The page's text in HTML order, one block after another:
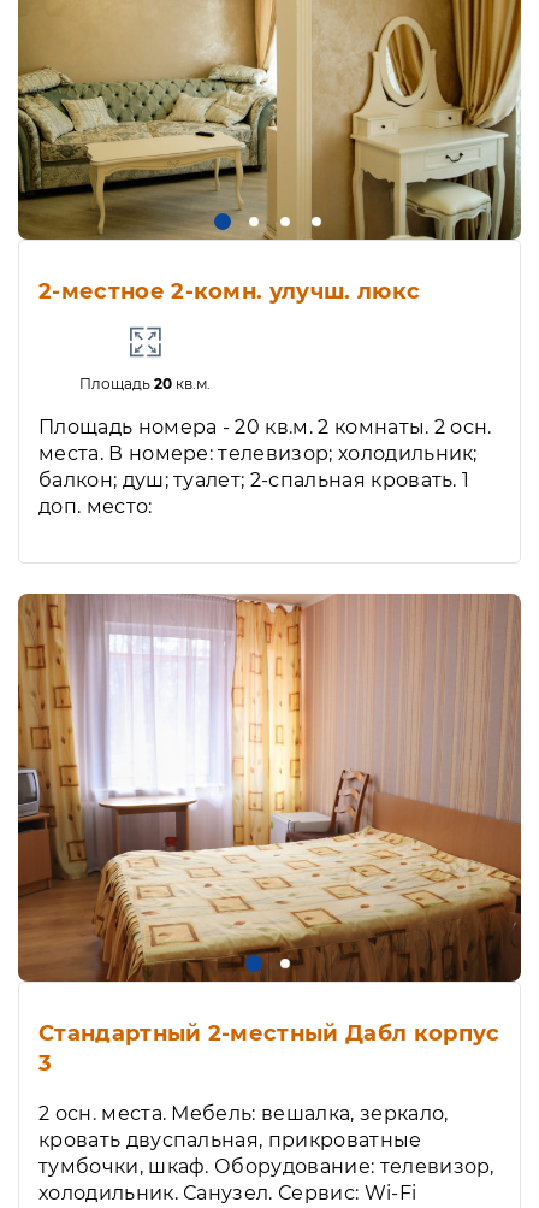
2-местное 2-комн. улучш. люкс
Площадь20 кв.м.
Площадь номера - 20 кв.м. 2 комнаты. 2 осн.
места. В номере: телевизор; холодильник;
балкон; душ; туалет; 2-спальная кровать. 1
доп. место:
Стандартный 2-местный Дабл корпус
3
2 осн. места. Мебель: вешалка, зеркало,
кровать двуспальная, прикроватные
тумбочки, шкаф. Оборудование: телевизор,
холодильник. Санузел. Сервис: Wi-Fi